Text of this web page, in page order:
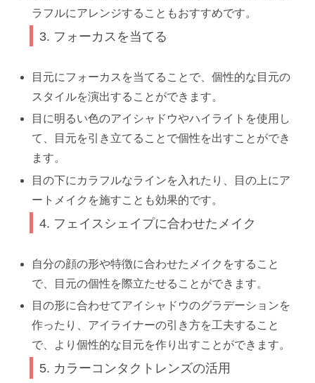
ラフルにアレンジすることもおすすめです。
3. フォーカスを当てる
目元にフォーカスを当てることで、個性的な目元の
スタイルを演出することができます。
目に明るい色のアイシャドウやハイライトを使用し
て、目元を引き立てることで個性を出すことができ
ます。
目の下にカラフルなラインを入れたり、目の上にア
ートメイクを施すことも効果的です。
4. フェイスシェイプに合わせたメイク
自分の顔の形や特徴に合わせたメイクをすること
で、目元の個性を際立たせることができます。
目の形に合わせてアイシャドウのグラデーションを
作ったり、アイライナーの引き方を工夫すること
で、より個性的な目元を作り出すことができます。
5. カラーコンタクトレンズの活用